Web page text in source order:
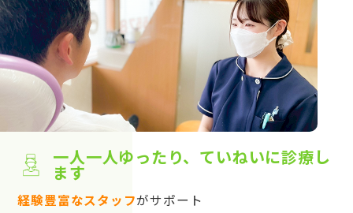
一人一人ゆったり、ていねいに診療し
ます
経験豊富なスタッフがサポート